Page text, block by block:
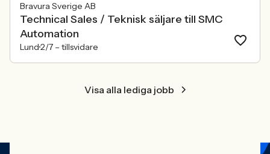
Bravura Sverige AB
Technical Sales / Teknisk säljare till SMC
Automation
Lund2/7 – tillsvidare
Visa alla lediga jobb